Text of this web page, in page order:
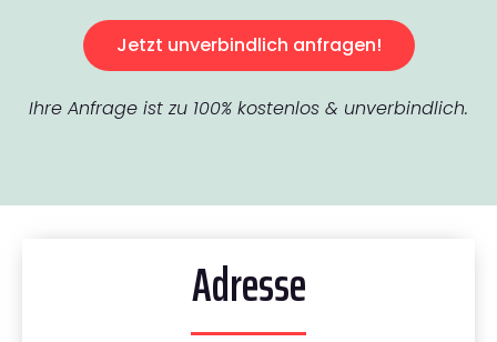
Jetzt unverbindlich anfragen!
Ihre Anfrage ist zu 100% kostenlos & unverbindlich.
Adresse